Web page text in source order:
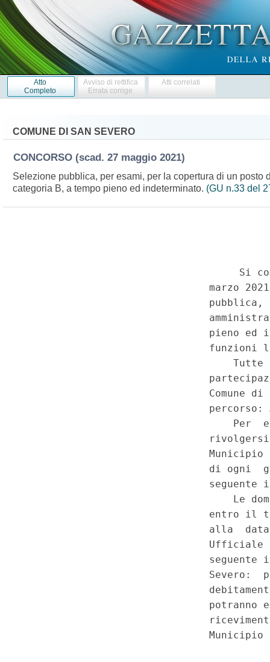
Atto
Completo
Avviso di rettifica
Errata corrige
Atti correlati
COMUNE DI SAN SEVERO
CONCORSO (scad. 27 maggio 2021)
Selezione pubblica, per esami, per la copertura di un posto
categoria B, a tempo pieno ed indeterminato. (GU n.33 del